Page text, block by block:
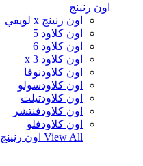
اون رنينج
اون رنينج x لويفي
اون كلاود 5
اون كلاود 6
اون كلاود x 3
اون كلاودنوفا
اون كلاودسولو
اون كلاودتيلت
اون كلاودفنتشر
اون كلاودفلو
View All اون رنينج